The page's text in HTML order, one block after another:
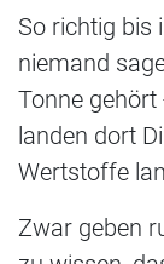
So richtig bis
niemand
Tonne
landen dort
Wertstoffe
Zwar geben